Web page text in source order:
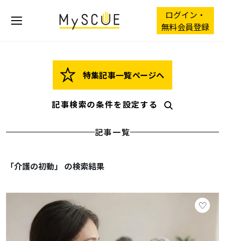
ログイン・
無料会員登録
特集記事一覧ページへ
記事検索の条件を設定する
記事一覧
「介護の初動」 の検索結果